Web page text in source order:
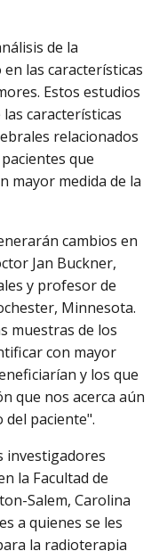
de la
las características
Estos estudios
características
relacionados
que
mayor medida de la
cambios en
Jan Buckner,
y profesor de
Minnesota.
muestras de los
con mayor
y los que
que nos acerca aún
paciente".
investigadores
la Facultad de
Salem, Carolina
a quienes se les
la radioterapia